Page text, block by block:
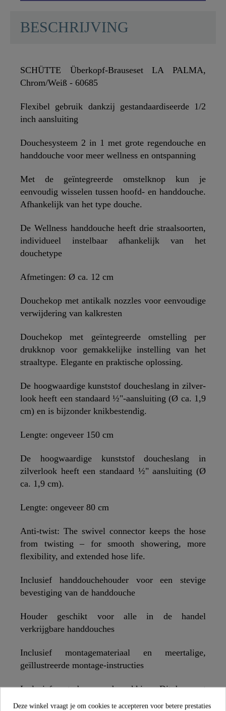
BESCHRIJVING
SCHÜTTE Überkopf-Brauseset LA PALMA,
Chrom/Weiß - 60685
Flexibel gebruik dankzij gestandaardiseerde 1/2
inch aansluiting
Douchesysteem 2 in 1 met grote regendouche en
handdouche voor meer wellness en ontspanning
Met de geïntegreerde omstelknop kun je
eenvoudig wisselen tussen hoofd- en handdouche.
Afhankelijk van het type douche.
De Wellness handdouche heeft drie straalsoorten,
individueel instelbaar afhankelijk van het
douchetype
Afmetingen: Ø ca. 12 cm
Douchekop met antikalk nozzles voor eenvoudige
verwijdering van kalkresten
Douchekop met geïntegreerde omstelling per
drukknop voor gemakkelijke instelling van het
straaltype. Elegante en praktische oplossing.
De hoogwaardige kunststof doucheslang in zilver-
look heeft een standaard ½"-aansluiting (Ø ca. 1,9
cm) en is bijzonder knikbestendig.
Lengte: ongeveer 150 cm
De hoogwaardige kunststof doucheslang in
zilverlook heeft een standaard ½" aansluiting (Ø
ca. 1,9 cm).
Lengte: ongeveer 80 cm
Anti-twist: The swivel connector keeps the hose
from twisting – for smooth showering, more
flexibility, and extended hose life.
Inclusief handdouchehouder voor een stevige
bevestiging van de handdouche
Houder geschikt voor alle in de handel
verkrijgbare handdouches
Inclusief montagemateriaal en meertalige,
geïllustreerde montage-instructies
Inclusief waterbesparende pakking. Dit bespaart
niet alleen geld, maar ook ressources en is dus een
Deze winkel vraagt je om cookies te accepteren voor betere prestaties